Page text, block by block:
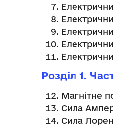
Розділ 1.
Магнітне
Сила
Сила